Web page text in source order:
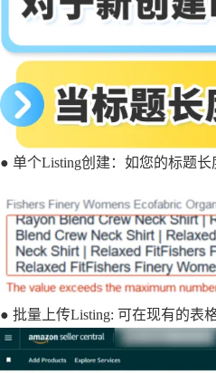
● 单个Listing创建：如您的标题
● 批量上传Listing: 可在现有的表